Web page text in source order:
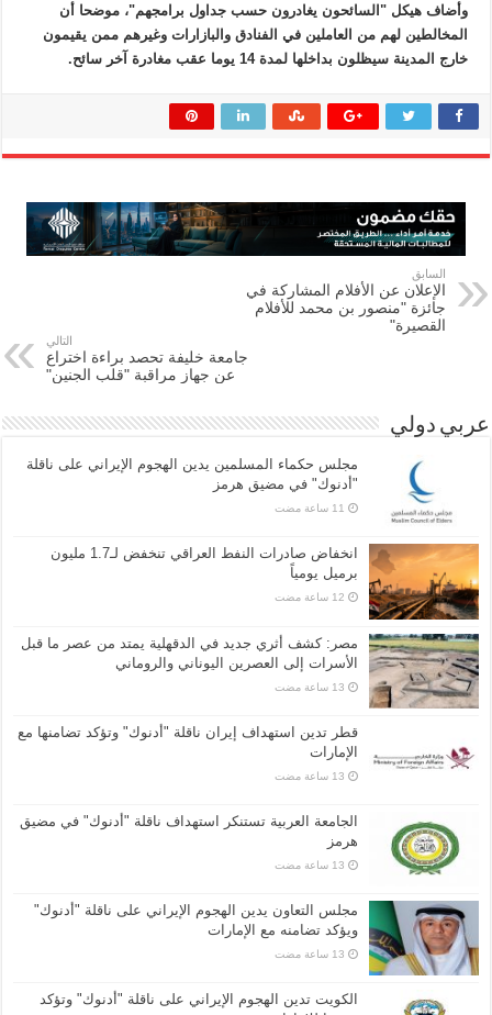
وأضاف هيكل "السائحون يغادرون حسب جداول برامجهم"، موضحا أن
المخالطين لهم من العاملين في الفنادق والبازارات وغيرهم ممن يقيمون
خارج المدينة سيظلون بداخلها لمدة 14 يوما عقب مغادرة آخر سائح.
السابق
الإعلان عن الأفلام المشاركة في
جائزة "منصور بن محمد للأفلام
القصيرة"
التالي
جامعة خليفة تحصد براءة اختراع
عن جهاز مراقبة "قلب الجنين"
عربي دولي
مجلس حكماء المسلمين يدين الهجوم الإيراني على ناقلة
"أدنوك" في مضيق هرمز
انخفاض صادرات النفط العراقي تنخفض لـ1.7 مليون
برميل يومياً
مصر: كشف أثري جديد في الدقهلية يمتد من عصر ما قبل
الأسرات إلى العصرين اليوناني والروماني
قطر تدين استهداف إيران ناقلة "أدنوك" وتؤكد تضامنها مع
الإمارات
الجامعة العربية تستنكر استهداف ناقلة "أدنوك" في مضيق
هرمز
مجلس التعاون يدين الهجوم الإيراني على ناقلة "أدنوك"
ويؤكد تضامنه مع الإمارات
الكويت تدين الهجوم الإيراني على ناقلة "أدنوك" وتؤكد